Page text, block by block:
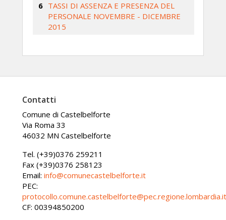
TASSI DI ASSENZA E PRESENZA DEL
PERSONALE NOVEMBRE - DICEMBRE
2015
Contatti
Comune di Castelbelforte
Via Roma 33
46032 MN Castelbelforte
Tel. (+39)0376 259211
Fax (+39)0376 258123
Email: info@comunecastelbelforte.it
PEC:
protocollo.comune.castelbelforte@pec.regione.lombardia.it
CF: 00394850200